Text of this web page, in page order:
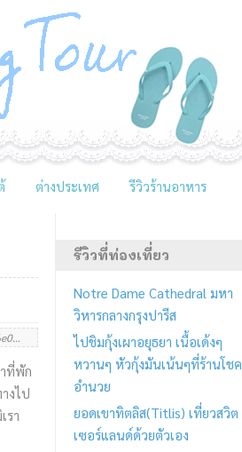
ต่างประเทศ รีวิวร้านอาหาร
https://joaw-ying.com/travel/%e0%b9%80%e0%b8%82%e0%b8%b2%e0%b8%84%e0%b9%89%e0%b8%ad%e0%b8%ab%e0%b8%99%e0%b9%89%e0%b8%b2%e0%b8%9d%e0%b8%99-2016/
ที่พัก
งไป
รา
รีวิวที่ท่องเที่ยว
Notre Dame Cathedral มหา
วิหารกลางกรุงปารีส
ไปชิมกุ้งเผาอยุธยา เนื้อเด้งๆ
หวานๆ หัวกุ้งมันเน้นๆที่ร้านโชค
อำนวย
ยอดเขาทิตลิส(Titlis) เที่ยวสวิต
เซอร์แลนด์ด้วยตัวเอง